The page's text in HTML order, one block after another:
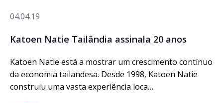
04.04.19
Katoen Natie Tailândia assinala 20 anos
Katoen Natie está a mostrar um crescimento contínuo
da economia tailandesa. Desde 1998, Katoen Natie
construiu uma vasta experiência loca…